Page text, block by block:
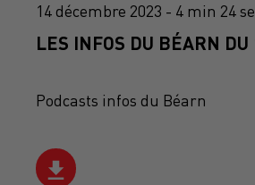
14 décembre 2023 - 4 min 24
LES INFOS DU BÉARN
Podcasts infos du Béarn